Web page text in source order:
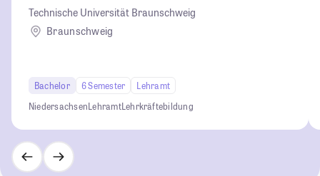
Technische Universität Braunschweig
Braunschweig
Bachelor 6 Semester
Lehramt
NiedersachsenLehramtLehrkräftebildung